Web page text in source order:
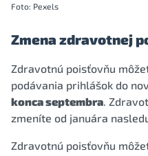
Foto: Pexels
Zmena zdravotnej
Zdravotnú poisťovňu
podávania prihlášok do
konca septembra.
zmeníte od januára
Zdravotnú poisťovňu